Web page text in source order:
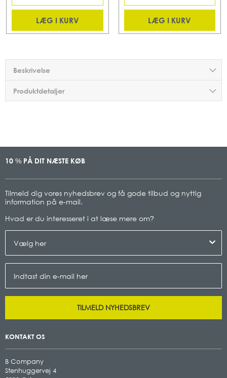
LÆG I KURV LÆG I KURV
Beskrivelse
Produktdetaljer
10 % PÅ DIT NÆSTE KØB
Tilmeld dig vores nyhedsbrev og få gode tilbud og nyttig
information på e-mail.
Hvad er du interesseret i at læse mere om?
TILMELD NYHEDSBREV
KONTAKT OS
B Company
Stenhuggervej 4